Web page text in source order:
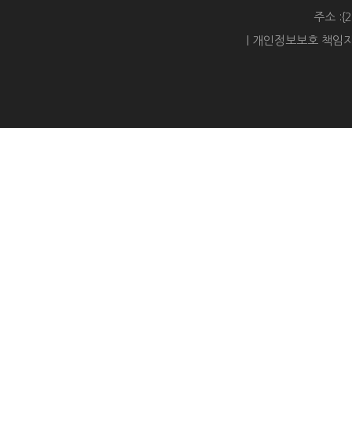
주소
| 개인정보보호 책